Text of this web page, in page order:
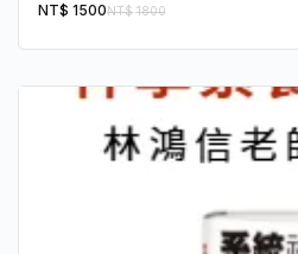
NT$ 1800
NT$ 1500